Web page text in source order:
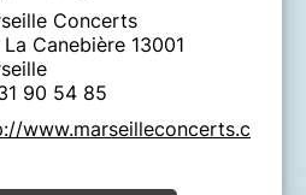
violoncelle
la Ville de Marseille et l'Opéra
Concerts
La Canebière 13001
90 54 85
www.marseilleconcerts.c